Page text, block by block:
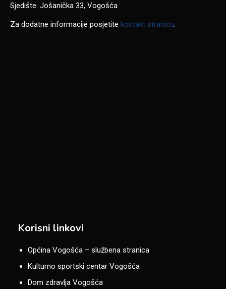
Sjedište: Jošanička 33, Vogošća
Za dodatne informacije posjetite kontakt stranicu
Korisni linkovi
Općina Vogošća – službena stranica
Kulturno sportski centar Vogošća
Dom zdravlja Vogošća